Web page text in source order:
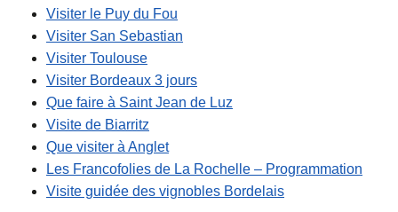
Visiter le Puy du Fou
Visiter San Sebastian
Visiter Toulouse
Visiter Bordeaux 3 jours
Que faire à Saint Jean de Luz
Visite de Biarritz
Que visiter à Anglet
Les Francofolies de La Rochelle – Programmation
Visite guidée des vignobles Bordelais